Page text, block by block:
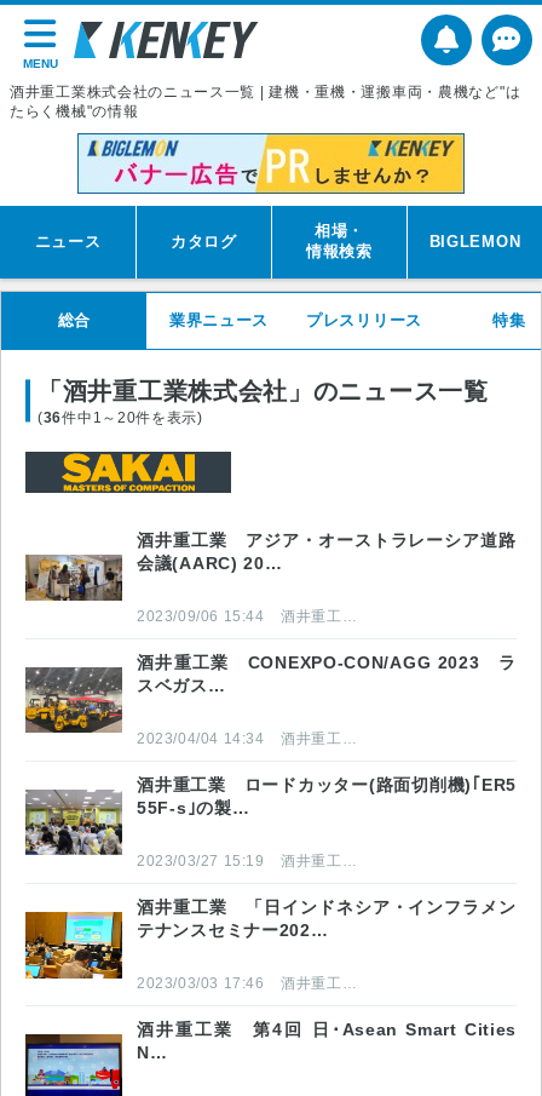
MENU
酒井重工業株式会社のニュース一覧 | 建機・重機・運搬車両・農機など"は
たらく機械"の情報
ニュース カタログ
相場・
情報検索
BIGLEMON
総合 業界ニュース プレスリリース 特集
「酒井重工業株式会社」のニュース一覧
(36件中1～20件を表示)
酒井重工業 アジア・オーストラレーシア道路
会議(AARC) 20…
2023/09/06 15:44 酒井重工業株式会社
酒井重工業 CONEXPO-CON/AGG 2023 ラ
スベガス…
2023/04/04 14:34 酒井重工業株式会社
酒井重工業 ロードカッター(路面切削機)｢ER5
55F-s｣の製…
2023/03/27 15:19 酒井重工業株式会社
酒井重工業 「日インドネシア・インフラメン
テナンスセミナー202…
2023/03/03 17:46 酒井重工業株式会社
酒井重工業 第4回 日･Asean Smart Cities
N…